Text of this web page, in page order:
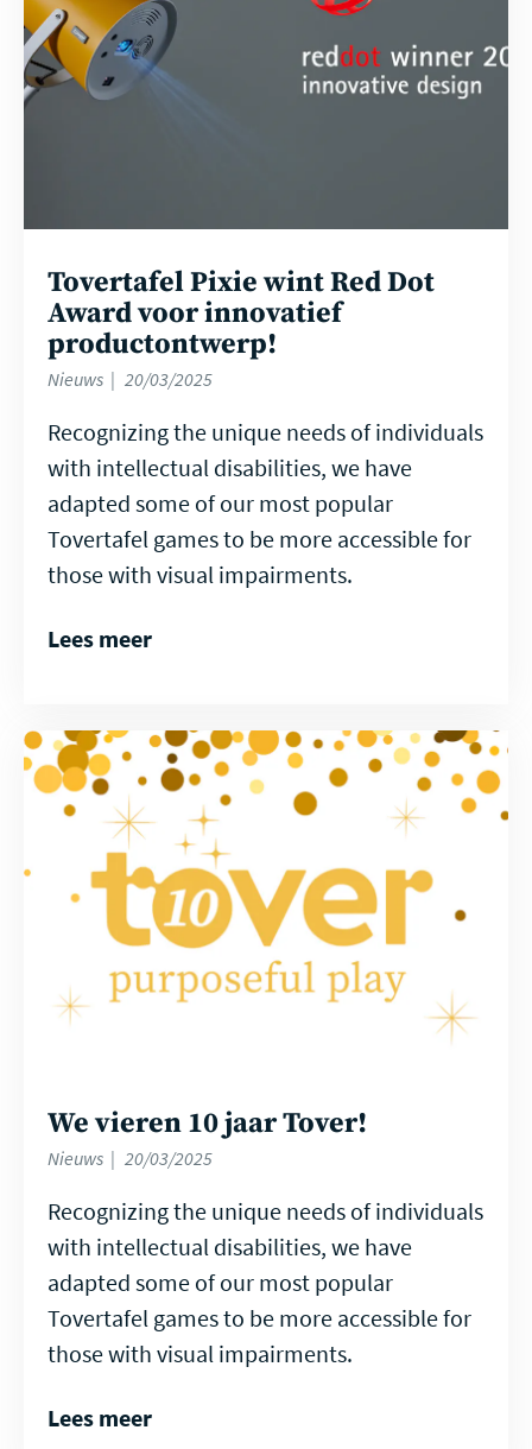
Tovertafel Pixie wint Red Dot
Award voor innovatief
productontwerp!
Nieuws 20/03/2025
Recognizing the unique needs of individuals
with intellectual disabilities, we have
adapted some of our most popular
Tovertafel games to be more accessible for
those with visual impairments.
Lees meer
We vieren 10 jaar Tover!
Nieuws 20/03/2025
Recognizing the unique needs of individuals
with intellectual disabilities, we have
adapted some of our most popular
Tovertafel games to be more accessible for
those with visual impairments.
Lees meer
Lees
meer